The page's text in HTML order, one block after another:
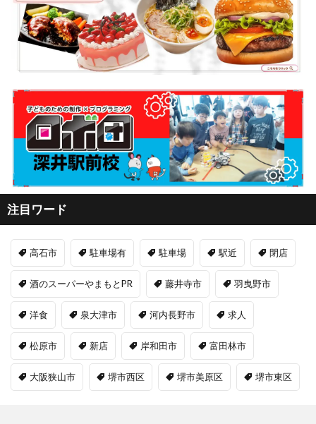
注目ワード
高石市 駐車場有 駐車場 駅近 閉店
酒のスーパーやまもとPR 藤井寺市 羽曳野市
洋食 泉大津市 河内長野市 求人
松原市 新店 岸和田市 富田林市
大阪狭山市 堺市西区 堺市美原区 堺市東区